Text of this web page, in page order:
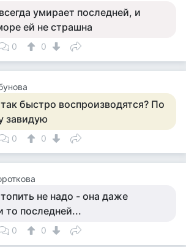
умирает последней, и
ей не страшна
0 0
быстро воспроизводятся? По
завидую
0 0
не надо - она даже
то последней...
0 0